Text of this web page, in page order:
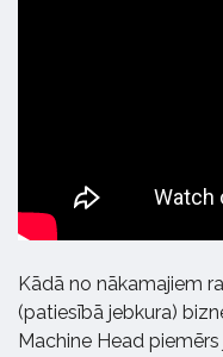
Kādā no nākamajiem
(patiesībā jebkura)
Machine Head